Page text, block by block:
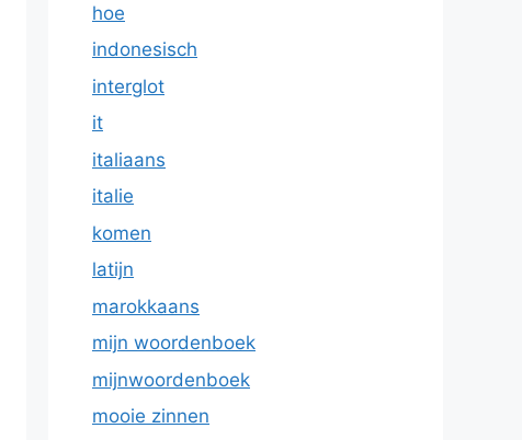
hoe
indonesisch
interglot
it
italiaans
italie
komen
latijn
marokkaans
mijn woordenboek
mijnwoordenboek
mooie zinnen